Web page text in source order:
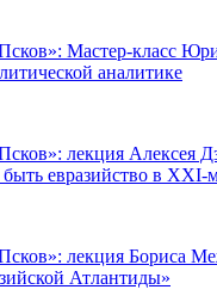
Мастер-класс
аналитике
лекция Алексея
евразийство в XXI-
лекция Бориса
Атлантиды»